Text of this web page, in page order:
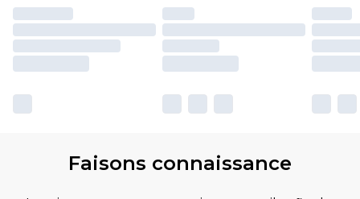
Faisons connaissance